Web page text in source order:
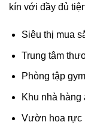
kín với đầy đủ
Siêu thị mua
Trung tâm
Phòng tập
Khu nhà
Vườn hoa rực